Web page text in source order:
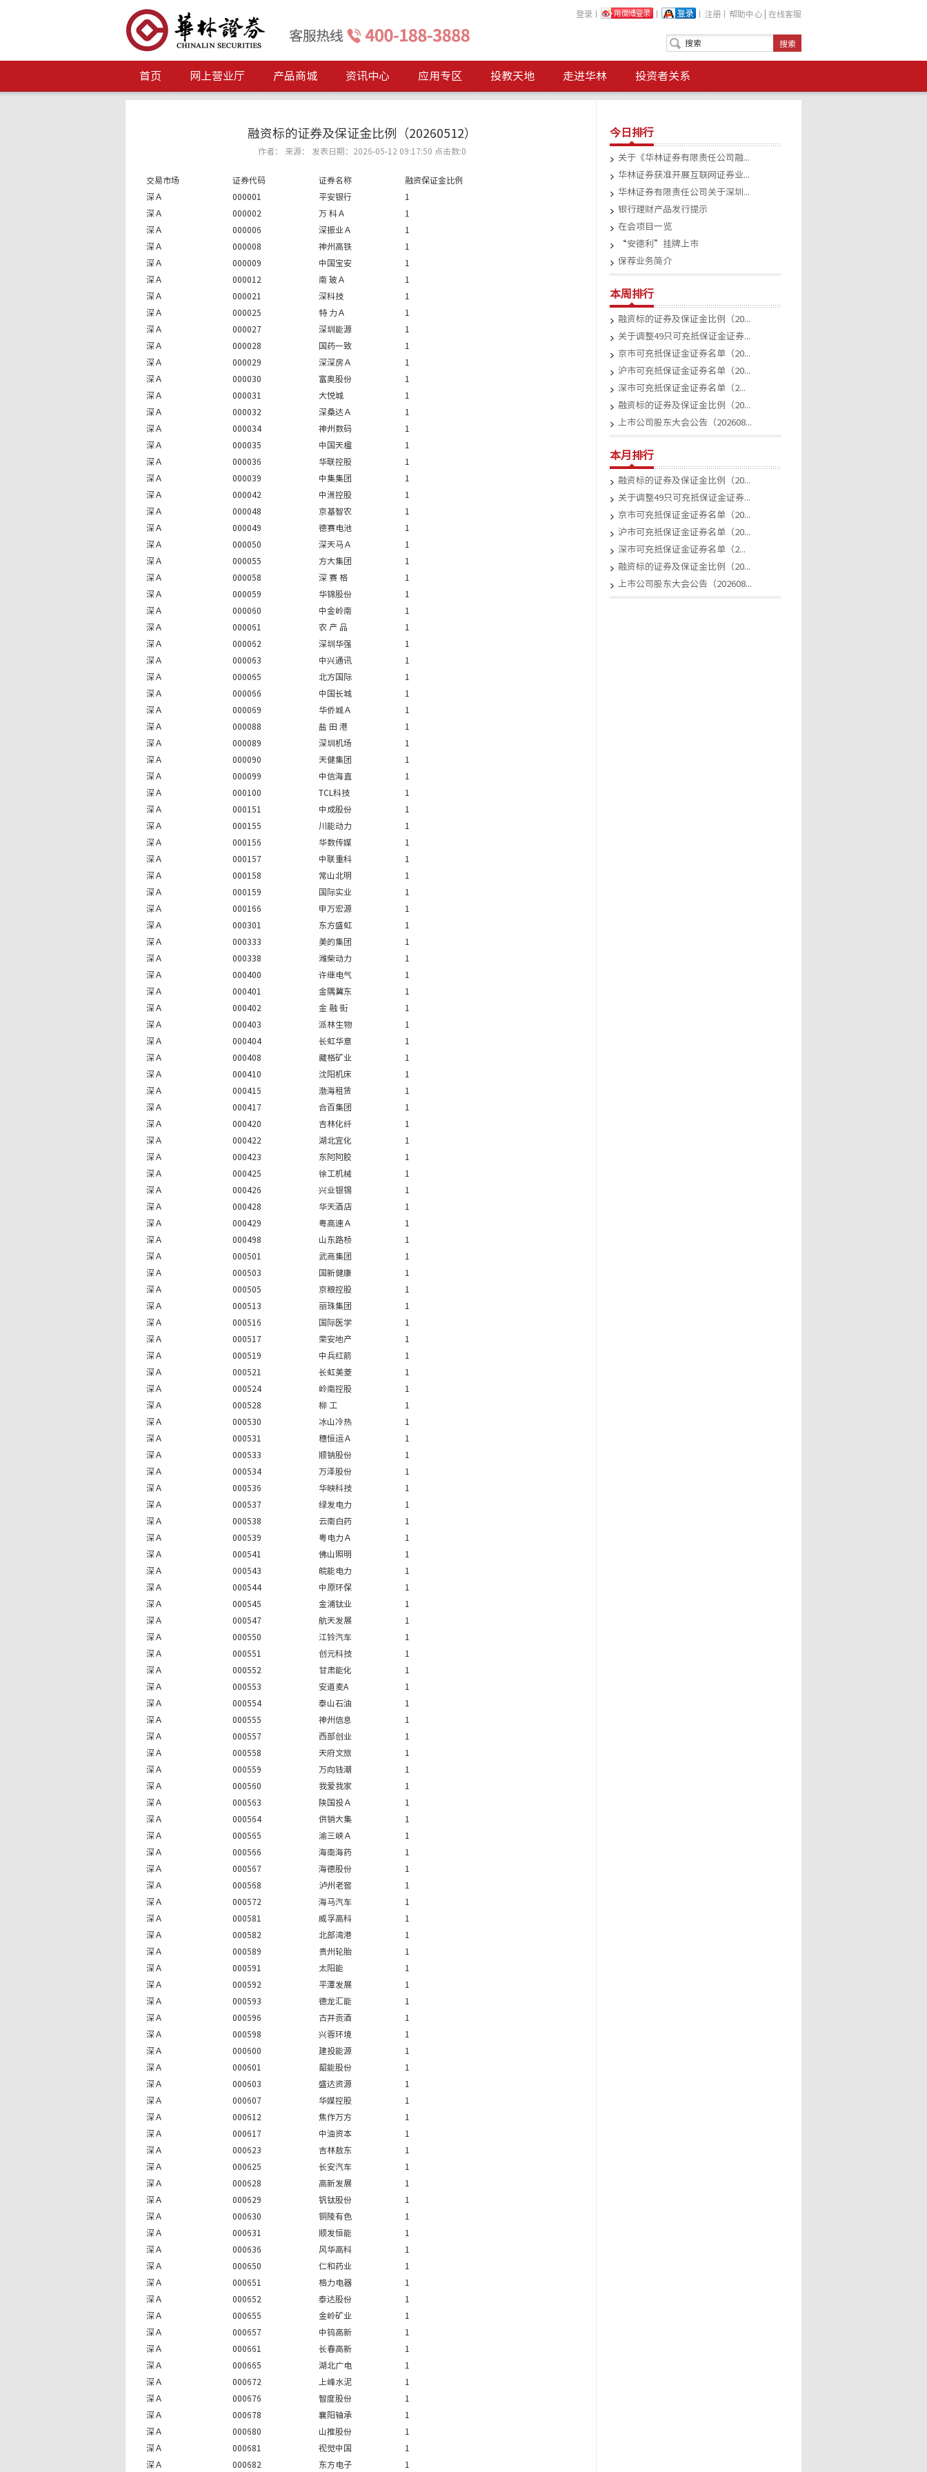
登录 注册 帮助中心 在线客服
首页 网上营业厅 产品商城 资讯中心 应用专区 投教天地 走进华林 投资者关系
融资标的证券及保证金比例（20260512）
作者： 来源： 发表日期：2026-05-12 09:17:50 点击数:0
交易市场 证券代码 证券名称
融资保证金比例
深Ａ
000001 平安银行
1
深Ａ
000002 万 科Ａ
1
深Ａ
000006 深振业Ａ
1
深Ａ
000008 神州高铁
1
深Ａ
000009 中国宝安
1
深Ａ
000012 南 玻Ａ
1
深Ａ
000021 深科技
1
深Ａ
000025 特 力Ａ
1
深Ａ
000027 深圳能源
1
深Ａ
000028 国药一致
1
深Ａ
000029 深深房Ａ
1
深Ａ
000030 富奥股份
1
深Ａ
000031 大悦城
1
深Ａ
000032 深桑达Ａ
1
深Ａ
000034 神州数码
1
深Ａ
000035 中国天楹
1
深Ａ
000036 华联控股
1
深Ａ
000039 中集集团
1
深Ａ
000042 中洲控股
1
深Ａ
000048 京基智农
1
深Ａ
000049 德赛电池
1
深Ａ
000050 深天马Ａ
1
深Ａ
000055 方大集团
1
深Ａ
000058 深 赛 格
1
深Ａ
000059 华锦股份
1
深Ａ
000060 中金岭南
1
深Ａ
000061 农 产 品
1
深Ａ
000062 深圳华强
1
深Ａ
000063 中兴通讯
1
深Ａ
000065 北方国际
1
深Ａ
000066 中国长城
1
深Ａ
000069 华侨城Ａ
1
深Ａ
000088 盐 田 港
1
深Ａ
000089 深圳机场
1
深Ａ
000090 天健集团
1
深Ａ
000099 中信海直
1
深Ａ
000100 TCL科技
1
深Ａ
000151 中成股份
1
深Ａ
000155 川能动力
1
深Ａ
000156 华数传媒
1
深Ａ
000157 中联重科
1
深Ａ
000158 常山北明
1
深Ａ
000159 国际实业
1
深Ａ
000166 申万宏源
1
深Ａ
000301 东方盛虹
1
深Ａ
000333 美的集团
1
深Ａ
000338 潍柴动力
1
深Ａ
000400 许继电气
1
深Ａ
000401 金隅冀东
1
深Ａ
000402 金 融 街
1
深Ａ
000403 派林生物
1
深Ａ
000404 长虹华意
1
深Ａ
000408 藏格矿业
1
深Ａ
000410 沈阳机床
1
深Ａ
000415 渤海租赁
1
深Ａ
000417 合百集团
1
深Ａ
000420 吉林化纤
1
深Ａ
000422 湖北宜化
1
深Ａ
000423 东阿阿胶
1
深Ａ
000425 徐工机械
1
深Ａ
000426 兴业银锡
1
深Ａ
000428 华天酒店
1
深Ａ
000429 粤高速Ａ
1
深Ａ
000498 山东路桥
1
深Ａ
000501 武商集团
1
深Ａ
000503 国新健康
1
深Ａ
000505 京粮控股
1
深Ａ
000513 丽珠集团
1
深Ａ
000516 国际医学
1
深Ａ
000517 荣安地产
1
深Ａ
000519 中兵红箭
1
深Ａ
000521 长虹美菱
1
深Ａ
000524 岭南控股
1
深Ａ
000528 柳 工
1
深Ａ
000530 冰山冷热
1
深Ａ
000531 穗恒运Ａ
1
深Ａ
000533 顺钠股份
1
深Ａ
000534 万泽股份
1
深Ａ
000536 华映科技
1
深Ａ
000537 绿发电力
1
深Ａ
000538 云南白药
1
深Ａ
000539 粤电力Ａ
1
深Ａ
000541 佛山照明
1
深Ａ
000543 皖能电力
1
深Ａ
000544 中原环保
1
深Ａ
000545 金浦钛业
1
深Ａ
000547 航天发展
1
深Ａ
000550 江铃汽车
1
深Ａ
000551 创元科技
1
深Ａ
000552 甘肃能化
1
深Ａ
000553 安道麦A
1
深Ａ
000554 泰山石油
1
深Ａ
000555 神州信息
1
深Ａ
000557 西部创业
1
深Ａ
000558 天府文旅
1
深Ａ
000559 万向钱潮
1
深Ａ
000560 我爱我家
1
深Ａ
000563 陕国投Ａ
1
深Ａ
000564 供销大集
1
深Ａ
000565 渝三峡Ａ
1
深Ａ
000566 海南海药
1
深Ａ
000567 海德股份
1
深Ａ
000568 泸州老窖
1
深Ａ
000572 海马汽车
1
深Ａ
000581 威孚高科
1
深Ａ
000582 北部湾港
1
深Ａ
000589 贵州轮胎
1
深Ａ
000591 太阳能
1
深Ａ
000592 平潭发展
1
深Ａ
000593 德龙汇能
1
深Ａ
000596 古井贡酒
1
深Ａ
000598 兴蓉环境
1
深Ａ
000600 建投能源
1
深Ａ
000601 韶能股份
1
深Ａ
000603 盛达资源
1
深Ａ
000607 华媒控股
1
深Ａ
000612 焦作万方
1
深Ａ
000617 中油资本
1
深Ａ
000623 吉林敖东
1
深Ａ
000625 长安汽车
1
深Ａ
000628 高新发展
1
深Ａ
000629 钒钛股份
1
深Ａ
000630 铜陵有色
1
深Ａ
000631 顺发恒能
1
深Ａ
000636 风华高科
1
深Ａ
000650 仁和药业
1
深Ａ
000651 格力电器
1
深Ａ
000652 泰达股份
1
深Ａ
000655 金岭矿业
1
深Ａ
000657 中钨高新
1
深Ａ
000661 长春高新
1
深Ａ
000665 湖北广电
1
深Ａ
000672 上峰水泥
1
深Ａ
000676 智度股份
1
深Ａ
000678 襄阳轴承
1
深Ａ
000680 山推股份
1
深Ａ
000681 视觉中国
1
深Ａ
000682 东方电子 1
今日排行
关于《华林证券有限责任公司融...
华林证券获准开展互联网证券业...
华林证券有限责任公司关于深圳...
银行理财产品发行提示
在会项目一览
“安德利”挂牌上市
保荐业务简介
本周排行
融资标的证券及保证金比例（20...
关于调整49只可充抵保证金证券...
京市可充抵保证金证券名单（20...
沪市可充抵保证金证券名单（20...
深市可充抵保证金证券名单（2...
融资标的证券及保证金比例（20...
上市公司股东大会公告（202608...
本月排行
融资标的证券及保证金比例（20...
关于调整49只可充抵保证金证券...
京市可充抵保证金证券名单（20...
沪市可充抵保证金证券名单（20...
深市可充抵保证金证券名单（2...
融资标的证券及保证金比例（20...
上市公司股东大会公告（202608...